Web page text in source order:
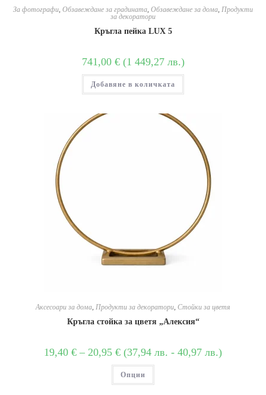
За фотографи Обзавеждане за градината Обзавеждане за дома Продукти
за декоратори
Кръгла пейка LUX 5
741,00 € (1 449,27 лв.)
Добавяне в количката
Аксесоари за дома, Продукти за декоратори, Стойки за цветя
Кръгла стойка за цветя „Алексия“
19,40 € – 20,95 € (37,94 лв. - 40,97 лв.)
Опции